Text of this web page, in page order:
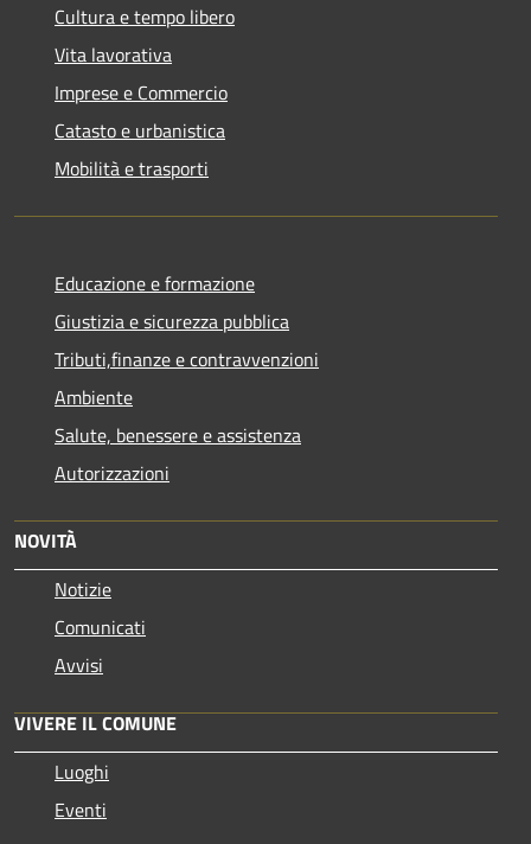
Cultura e tempo libero
Vita lavorativa
Imprese e Commercio
Catasto e urbanistica
Mobilità e trasporti
Educazione e formazione
Giustizia e sicurezza pubblica
Tributi,finanze e contravvenzioni
Ambiente
Salute, benessere e assistenza
Autorizzazioni
NOVITÀ
Notizie
Comunicati
Avvisi
VIVERE IL COMUNE
Luoghi
Eventi